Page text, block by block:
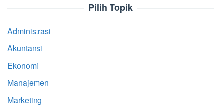
Pilih Topik
Administrasi
Akuntansi
Ekonomi
Manajemen
Marketing